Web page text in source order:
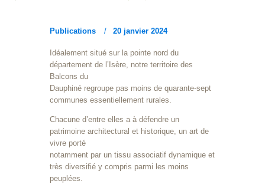
Publications 20 janvier 2024
Idéalement situé sur la pointe nord du
département de l’Isère, notre territoire des
Balcons du
Dauphiné regroupe pas moins de quarante-sept
communes essentiellement rurales.
Chacune d’entre elles a à défendre un
patrimoine architectural et historique, un art de
vivre porté
notamment par un tissu associatif dynamique et
très diversifié y compris parmi les moins
peuplées.